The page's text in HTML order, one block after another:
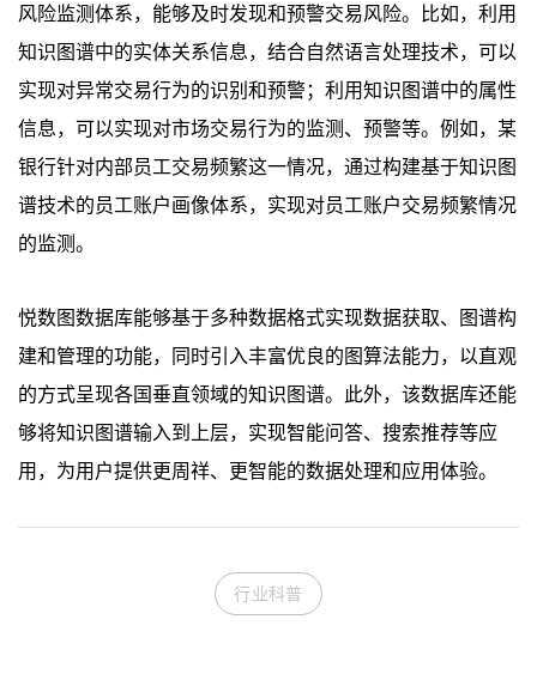
风险监测体系，能够及时发现和预警交易风险。比如，利用
知识图谱中的实体关系信息，结合自然语言处理技术，可以
实现对异常交易行为的识别和预警；利用知识图谱中的属性
信息，可以实现对市场交易行为的监测、预警等。例如，某
银行针对内部员工交易频繁这一情况，通过构建基于知识图
谱技术的员工账户画像体系，实现对员工账户交易频繁情况
的监测。
悦数图数据库能够基于多种数据格式实现数据获取、图谱构
建和管理的功能，同时引入丰富优良的图算法能力，以直观
的方式呈现各国垂直领域的知识图谱。此外，该数据库还能
够将知识图谱输入到上层，实现智能问答、搜索推荐等应
用，为用户提供更周祥、更智能的数据处理和应用体验。
行业科普